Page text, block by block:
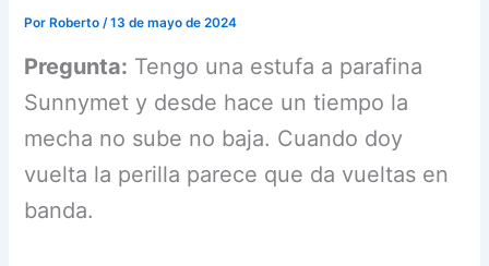
Por Roberto/13 de mayo de 2024
Pregunta: Tengo una estufa a parafina
Sunnymet y desde hace un tiempo la
mecha no sube no baja. Cuando doy
vuelta la perilla parece que da vueltas en
banda.